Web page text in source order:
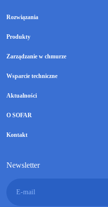
Rozwiązania
Produkty
Zarządzanie w chmurze
Wsparcie techniczne
Aktualności
O SOFAR
Kontakt
Newsletter
E-mail